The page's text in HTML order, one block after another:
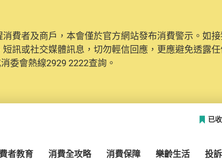
消費者及商戶，本會僅於官方網站發布消費警示。如
短訊或社交媒體訊息，切勿輕信回應，更應避免透露
委會熱線2929 2222查詢。
已
者教育 消費全攻略 消費保障 樂齡生活 投